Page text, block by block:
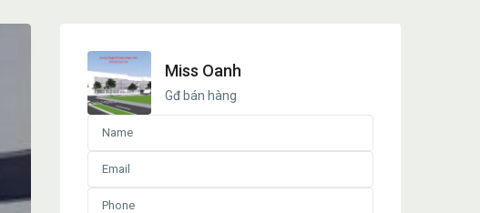
Miss Oanh
Gđ bán hàng